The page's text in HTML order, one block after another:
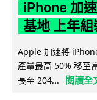
iPhone 加
基地 上年
Apple 加速將
產量最高 50% 移至
長至 204...
閱讀全